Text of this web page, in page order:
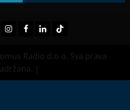
InstagramFacebook
LinkedInTikTok
Radio d.o.o. Sva prava
|